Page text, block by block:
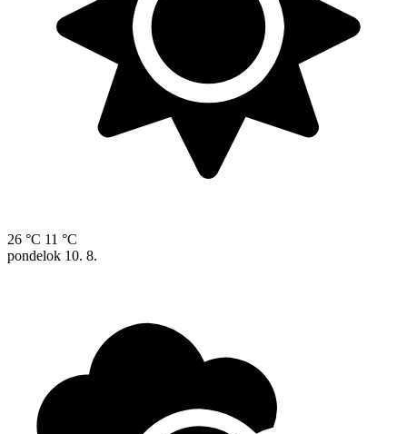
26 °C 11 °C
pondelok 10. 8.